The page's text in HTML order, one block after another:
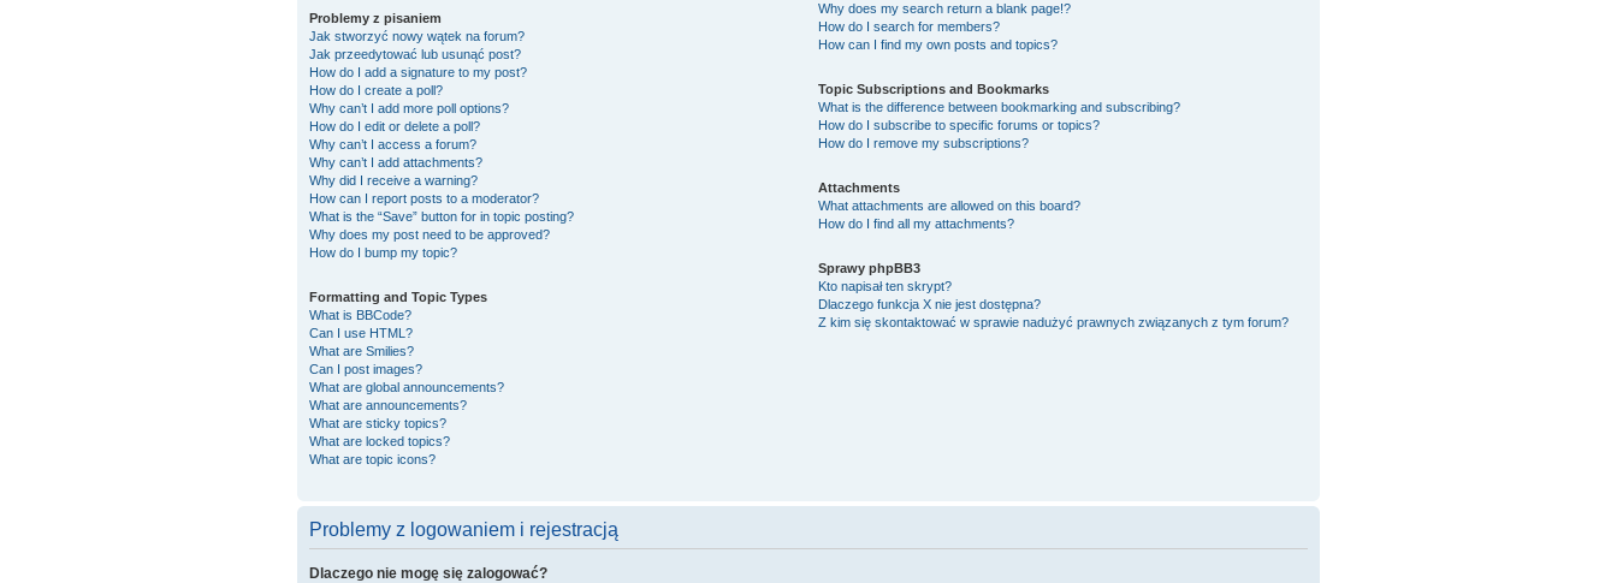
Problemy z pisaniem
Jak stworzyć nowy wątek na forum?
Jak przeedytować lub usunąć post?
How do I add a signature to my post?
How do I create a poll?
Why can’t I add more poll options?
How do I edit or delete a poll?
Why can’t I access a forum?
Why can’t I add attachments?
Why did I receive a warning?
How can I report posts to a moderator?
What is the “Save” button for in topic posting?
Why does my post need to be approved?
How do I bump my topic?
Formatting and Topic Types
What is BBCode?
Can I use HTML?
What are Smilies?
Can I post images?
What are global announcements?
What are announcements?
What are sticky topics?
What are locked topics?
What are topic icons?
Why does my search return a blank page!?
How do I search for members?
How can I find my own posts and topics?
Topic Subscriptions and Bookmarks
What is the difference between bookmarking and subscribing?
How do I subscribe to specific forums or topics?
How do I remove my subscriptions?
Attachments
What attachments are allowed on this board?
How do I find all my attachments?
Sprawy phpBB3
Kto napisał ten skrypt?
Dlaczego funkcja X nie jest dostępna?
Z kim się skontaktować w sprawie nadużyć prawnych związanych z tym forum?
Problemy z logowaniem i rejestracją
Dlaczego nie mogę się zalogować?